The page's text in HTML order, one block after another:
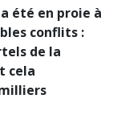
été en proie à
conflits :
de la
cela